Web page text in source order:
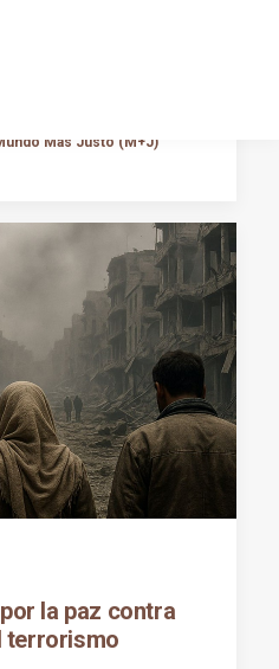
Más Justo (M+J)
la paz contra
terrorismo